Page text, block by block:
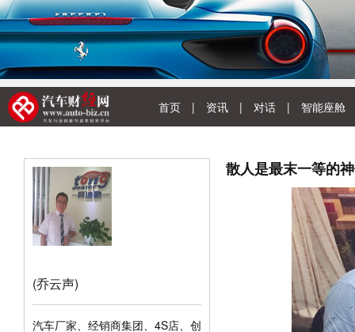
首页 | 资讯 | 对话 | 智能座舱
(乔云声)
汽车厂家、经销商集团、4S店、创
散人是最末一等的